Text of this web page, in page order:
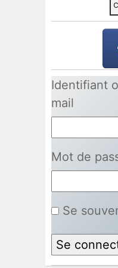
Identifiant
mail
Mot de
Se